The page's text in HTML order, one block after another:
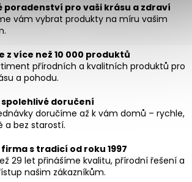
c
í
v
k
y
ý
p
i
u
í
poradenství pro vaši krásu a zdraví
vám vybrat produkty na míru vašim
z více než 10 000 produktů
přírodních a kvalitních produktů pro
a pohodu.
spolehlivé doručení
doručíme až k vám domů – rychle,
a bez starostí.
s tradicí od roku 1997
29 let přinášíme kvalitu, přírodní řešení a
našim zákazníkům.